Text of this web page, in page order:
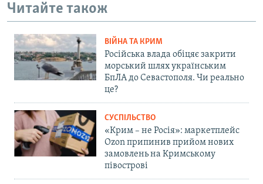
Читайте також
ВІЙНА ТА КРИМ
Російська влада обіцяє закрити
морський шлях українським
БпЛА до Севастополя. Чи реально
це?
СУСПІЛЬСТВО
«Крим – не Росія»: маркетплейс
Ozon припинив прийом нових
замовлень на Кримському
півострові